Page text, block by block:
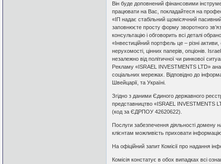
Він буде доповнений фінансовими
працювати на Вас, покладайтеся на
«ІП надає стабільний щомісячний
заповнюєте просту форму зворотного
консультацію і обговорить всі деталі
«Інвестиційний портфель це – різні
нерухомості, цінних паперів, опціонів.
незалежно від політичної чи ринкової
Рекламу «ISRAEL INVESTMENTS LTD»
соціальних мережах. Відповідно до
Швейцарії, та Україні.
Згідно з даними Єдиного державного
представництво «ISRAEL INVESTMENTS
(код за ЄДРПОУ 42620622).
Послуги забезпечення діяльності
клієнтам можливість приховати
На офіційний запит Комісії про надання
Комісія констатує в обох випадках всі